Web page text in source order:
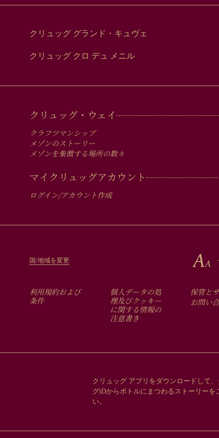
クリュッグ グランド・キュヴェ
クリュッグ クロ デュ メニル
MAIN
MEN
IN
FOOTER
クリュッグ・ウェイ
クラフツマンシップ
メゾンのストーリー
メゾンを象徴する場所の数々
マイクリュッグアカウント
ログイン/アカウント作成
国/地域を変更
FOOTER
MENU
利用規約および
条件 個人データの処
理及びクッキー
に関する情報の
注意書き
保管と
お問い
クリュッグ アプリをダウンロードして、
グiDからボトルにまつわるストーリーを
い。